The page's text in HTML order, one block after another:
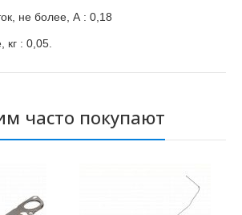
не более, А : 0,18
: 0,05.
часто покупают